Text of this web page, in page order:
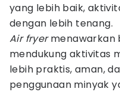
yang lebih baik,
dengan lebih tenang.
Air fryermenawarkan
mendukung aktivitas
lebih praktis, aman,
penggunaan minyak